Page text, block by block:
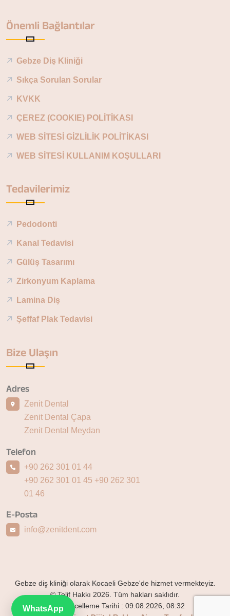
Önemli Bağlantılar
Gebze Diş Kliniği
Sıkça Sorulan Sorular
KVKK
ÇEREZ (COOKIE) POLİTİKASI
WEB SİTESİ GİZLİLİK POLİTİKASI
WEB SİTESİ KULLANIM KOŞULLARI
Tedavilerimiz
Pedodonti
Kanal Tedavisi
Gülüş Tasarımı
Zirkonyum Kaplama
Lamina Diş
Şeffaf Plak Tedavisi
Bize Ulaşın
Adres
Zenit Dental
Zenit Dental Çapa
Zenit Dental Meydan
Telefon
+90 262 301 01 44
+90 262 301 01 45 +90 262 301
01 46
E-Posta
info@zenitdent.com
Gebze diş kliniği olarak Kocaeli Gebze'de hizmet vermekteyiz.
© Telif Hakkı 2026. Tüm hakları saklıdır.
Son Güncelleme Tarihi : 09.08.2026, 08:32
WhatsApp